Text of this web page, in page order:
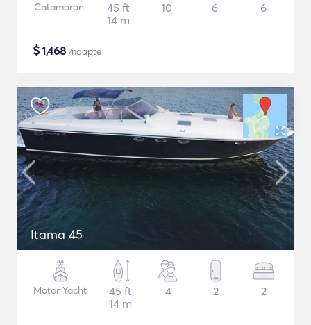
Catamaran
45 ft
14 m
10 6 6
$1,468 /noapte
Itama 45
Motor Yacht
45 ft
14 m
4 2 2